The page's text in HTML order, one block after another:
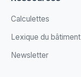
Calculettes
Lexique du bâtiment
Newsletter